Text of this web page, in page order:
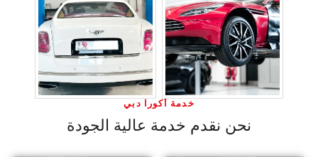
خدمة أكورا دبي
نحن نقدم خدمة عالية الجودة